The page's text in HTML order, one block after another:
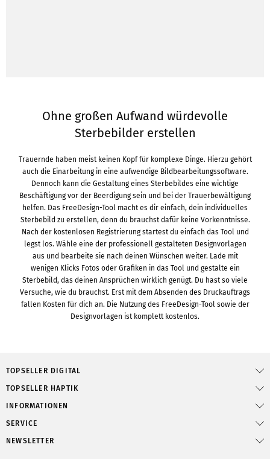
Ohne großen Aufwand würdevolle
Sterbebilder erstellen
Trauernde haben meist keinen Kopf für komplexe Dinge. Hierzu gehört
auch die Einarbeitung in eine aufwendige Bildbearbeitungssoftware.
Dennoch kann die Gestaltung eines Sterbebildes eine wichtige
Beschäftigung vor der Beerdigung sein und bei der Trauerbewältigung
helfen. Das FreeDesign-Tool macht es dir einfach, dein individuelles
Sterbebild zu erstellen, denn du brauchst dafür keine Vorkenntnisse.
Nach der kostenlosen Registrierung startest du einfach das Tool und
legst los. Wähle eine der professionell gestalteten Designvorlagen
aus und bearbeite sie nach deinen Wünschen weiter. Lade mit
wenigen Klicks Fotos oder Grafiken in das Tool und gestalte ein
Sterbebild, das deinen Ansprüchen wirklich genügt. Du hast so viele
Versuche, wie du brauchst. Erst mit dem Absenden des Druckauftrags
fallen Kosten für dich an. Die Nutzung des FreeDesign-Tool sowie der
Designvorlagen ist komplett kostenlos.
TOPSELLER DIGITAL
TOPSELLER HAPTIK
INFORMATIONEN
SERVICE
NEWSLETTER